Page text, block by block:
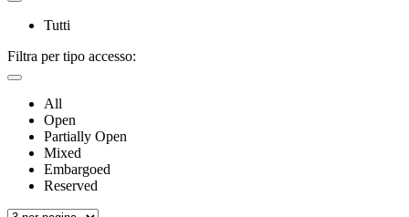
Tutti
Filtra per tipo accesso:
All
Open
Partially Open
Mixed
Embargoed
Reserved